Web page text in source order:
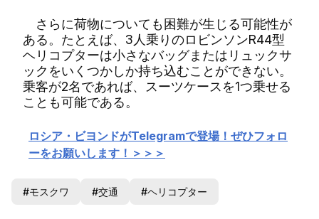
さらに荷物についても困難が生じる可能性が
ある。たとえば、3人乗りのロビンソンR44型
ヘリコプターは小さなバッグまたはリュックサ
ックをいくつかしか持ち込むことができない。
乗客が2名であれば、スーツケースを1つ乗せる
ことも可能である。
ロシア・ビヨンドがTelegramで登場！ぜひフォロ
ーをお願いします！＞＞＞
#モスクワ #交通 #ヘリコプター